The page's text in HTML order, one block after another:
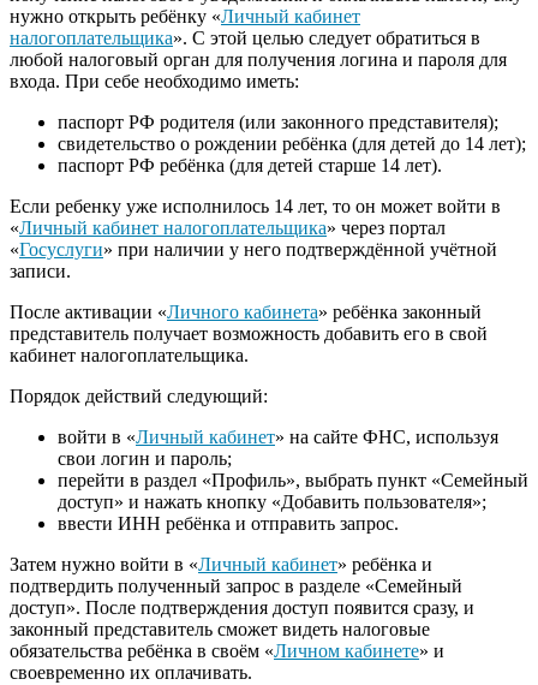
нужно открыть ребёнку «Личный кабинет
налогоплательщика». С этой целью следует обратиться в
любой налоговый орган для получения логина и пароля для
входа. При себе необходимо иметь:
паспорт РФ родителя (или законного представителя);
свидетельство о рождении ребёнка (для детей до 14 лет);
паспорт РФ ребёнка (для детей старше 14 лет).
Если ребенку уже исполнилось 14 лет, то он может войти в
«Личный кабинет налогоплательщика» через портал
«Госуслуги» при наличии у него подтверждённой учётной
записи.
После активации «Личного кабинета» ребёнка законный
представитель получает возможность добавить его в свой
кабинет налогоплательщика.
Порядок действий следующий:
войти в «Личный кабинет» на сайте ФНС, используя
свои логин и пароль;
перейти в раздел «Профиль», выбрать пункт «Семейный
доступ» и нажать кнопку «Добавить пользователя»;
ввести ИНН ребёнка и отправить запрос.
Затем нужно войти в «Личный кабинет» ребёнка и
подтвердить полученный запрос в разделе «Семейный
доступ». После подтверждения доступ появится сразу, и
законный представитель сможет видеть налоговые
обязательства ребёнка в своём «Личном кабинете» и
своевременно их оплачивать.